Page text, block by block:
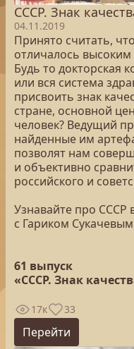
СССР. Знак
04.11.2019
Принято считать,
отличалось
Будь то докторская
или вся система
присвоить знак
стране, основной
человек? Ведущий
найденные им
позволят нам
и объективно
российского и
Узнавайте про СССР
с Гариком
61 выпуск
«СССР. Знак
17к 33
Перейти